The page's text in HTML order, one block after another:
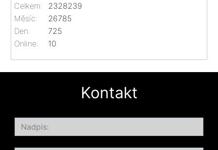
Online: 10
Celkem:
2328239
Měsíc:
26785
Den:
725
Kontakt